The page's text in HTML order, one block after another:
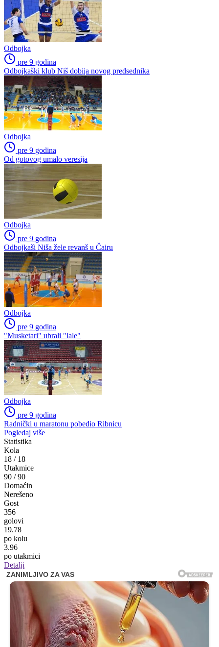
Odbojka
pre 9 godina
Odbojkaški klub Niš dobija novog predsednika
Odbojka
pre 9 godina
Od gotovog umalo veresija
Odbojka
pre 9 godina
Odbojkaši Niša žele revanš u Čairu
Odbojka
pre 9 godina
"Musketari" ubrali "lale"
Odbojka
pre 9 godina
Radnički u maratonu pobedio Ribnicu
Pogledaj više
Statistika
Kola
18 / 18
Utakmice
90 /90
Domaćin
Nerešeno
Gost
356
golovi
19.78
po kolu
3.96
po utakmici
Detalji